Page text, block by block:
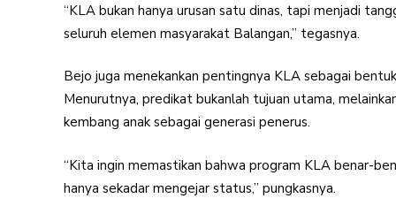
“KLA bukan hanya urusan satu dinas, tapi menjadi
seluruh elemen masyarakat Balangan,” tegasnya.
Bejo juga menekankan pentingnya KLA sebagai
Menurutnya, predikat bukanlah tujuan utama,
kembang anak sebagai generasi penerus.
“Kita ingin memastikan bahwa program KLA benar-
hanya sekadar mengejar status,” pungkasnya.